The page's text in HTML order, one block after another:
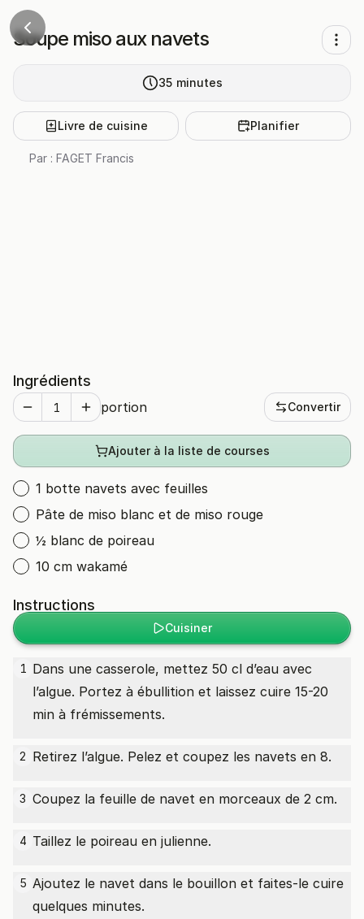
Soupe miso aux navets
35 minutes
Livre de cuisine Planifier
Par : FAGET Francis
Ingrédients
portion Convertir
Ajouter à la liste de courses
1 botte navets avec feuilles
Pâte de miso blanc et de miso rouge
½ blanc de poireau
10 cm wakamé
Instructions
Cuisiner
1 Dans une casserole, mettez 50 cl d’eau avec
l’algue. Portez à ébullition et laissez cuire 15-20
min à frémissements.
2 Retirez l’algue. Pelez et coupez les navets en 8.
3 Coupez la feuille de navet en morceaux de 2 cm.
4 Taillez le poireau en julienne.
5 Ajoutez le navet dans le bouillon et faites-le cuire
quelques minutes.